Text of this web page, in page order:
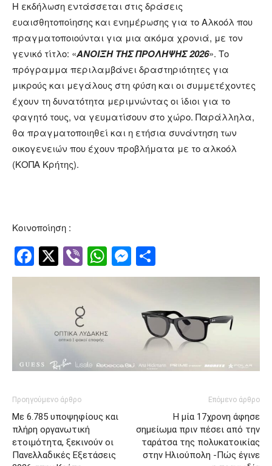
Η εκδήλωση εντάσσεται στις δράσεις
ευαισθητοποίησης και ενημέρωσης για το Αλκοόλ που
πραγματοποιούνται για μια ακόμα χρονιά, με τον
γενικό τίτλο: «ΑΝΟΙΞΗ ΤΗΣ ΠΡΟΛΗΨΗΣ 2026». Το
πρόγραμμα περιλαμβάνει δραστηριότητες για
μικρούς και μεγάλους στη φύση και οι συμμετέχοντες
έχουν τη δυνατότητα μεριμνώντας οι ίδιοι για το
φαγητό τους, να γευματίσουν στο χώρο. Παράλληλα,
θα πραγματοποιηθεί και η ετήσια συνάντηση των
οικογενειών που έχουν προβλήματα με το αλκοόλ
(ΚΟΠΑ Κρήτης).
Κοινοποίηση :
Facebook
Twitter
ViberWhatsApp
Messenger
Προηγούμενο άρθρο
Με 6.785 υποψηφίους και
πλήρη οργανωτική
ετοιμότητα, ξεκινούν οι
Πανελλαδικές Εξετάσεις
Επόμενο άρθρο
Η μία 17χρονη άφησε
σημείωμα πριν πέσει από την
ταράτσα της πολυκατοικίας
στην Ηλιούπολη -Πώς έγινε